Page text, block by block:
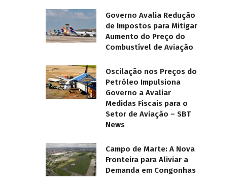
Governo Avalia Redução
de Impostos para Mitigar
Aumento do Preço do
Combustível de Aviação
Oscilação nos Preços do
Petróleo Impulsiona
Governo a Avaliar
Medidas Fiscais para o
Setor de Aviação – SBT
News
Campo de Marte: A Nova
Fronteira para Aliviar a
Demanda em Congonhas